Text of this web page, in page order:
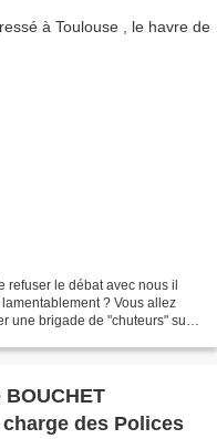
refuser le débat avec nous il
? Vous allez
une brigade de "chuteurs" sur
des Polices